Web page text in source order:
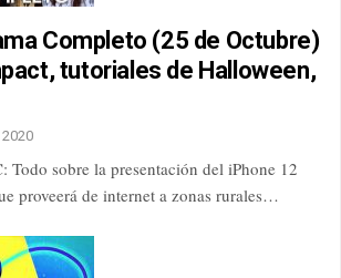
Completo (25 de Octubre)
tutoriales de Halloween,
2020
Todo sobre la presentación del iPhone 12
proveerá de internet a zonas rurales…